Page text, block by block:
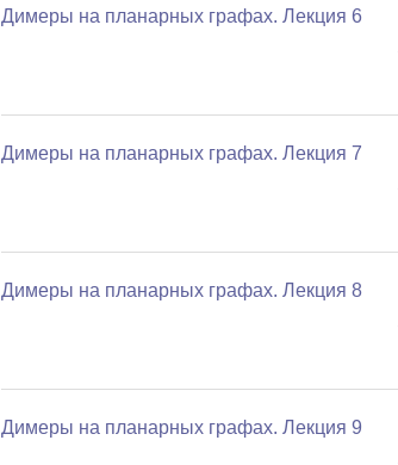
Димеры на планарных графах. Лекция 6
Димеры на планарных графах. Лекция 7
Димеры на планарных графах. Лекция 8
Димеры на планарных графах. Лекция 9